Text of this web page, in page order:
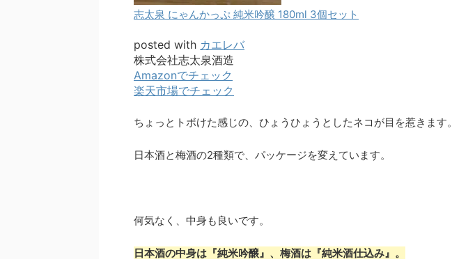
志太泉 にゃんかっぷ 純米吟醸 180ml 3個セット
posted with カエレバ
株式会社志太泉酒造
Amazonでチェック
楽天市場でチェック
ちょっとトボけた感じの、ひょうひょうとしたネコが目を惹きます。
日本酒と梅酒の2種類で、パッケージを変えています。
何気なく、中身も良いです。
日本酒の中身は『純米吟醸』、梅酒は『純米酒仕込み』。